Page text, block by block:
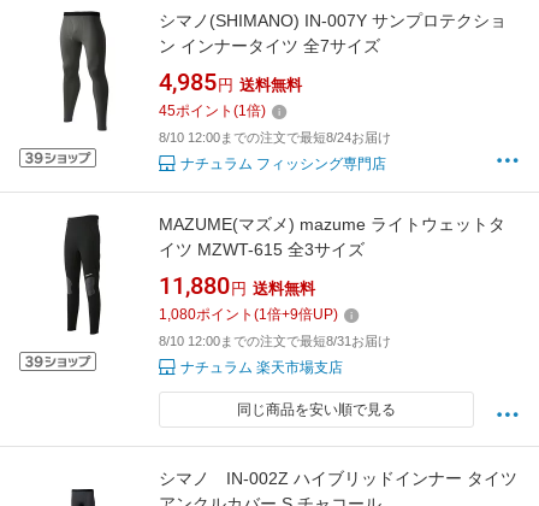
シマノ(SHIMANO) IN-007Y サンプロテクショ
ン インナータイツ 全7サイズ
4,985 円 送料無料
45ポイント (1倍)
8/10 12:00までの注文で最短8/24お届け
ナチュラム フィッシング専門店
MAZUME(マズメ) mazume ライトウェットタ
イツ MZWT-615 全3サイズ
11,880 円 送料無料
1,080ポイント (1倍+9倍UP)
8/10 12:00までの注文で最短8/31お届け
ナチュラム 楽天市場支店
同じ商品を安い順で見る
シマノ IN-002Z ハイブリッドインナー タイツ